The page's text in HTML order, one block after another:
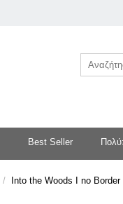
Best Seller
/ Into the Woods I no